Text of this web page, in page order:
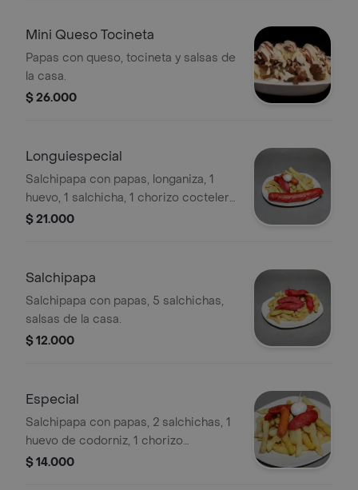
Mini Queso Tocineta
Papas con queso, tocineta y salsas de
la casa.
$ 26.000
Longuiespecial
Salchipapa con papas, longaniza, 1
huevo, 1 salchicha, 1 chorizo coctelero
y salsas de la casa.
$ 21.000
Salchipapa
Salchipapa con papas, 5 salchichas,
salsas de la casa.
$ 12.000
Especial
Salchipapa con papas, 2 salchichas, 1
huevo de codorniz, 1 chorizo
coctelero, salsas de la casa.
$ 14.000